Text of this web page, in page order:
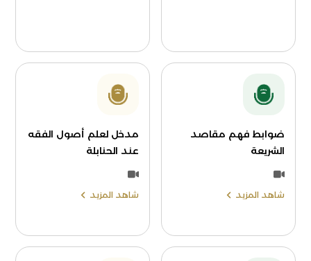
ضوابط فهم مقاصد
الشريعة
شاهد المزيد
مدخل لعلم أصول الفقه
عند الحنابلة
شاهد المزيد